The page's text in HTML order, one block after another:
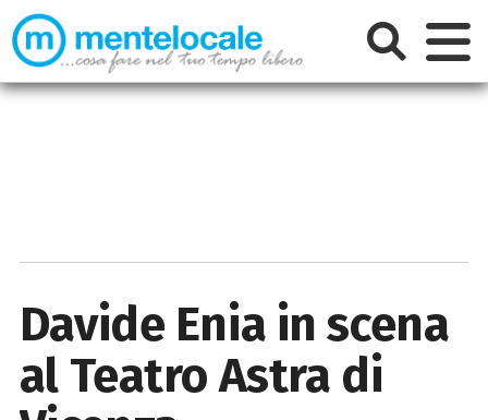
Davide Enia in scena
al Teatro Astra di